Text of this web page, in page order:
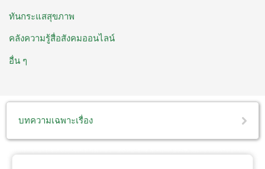
ทันกระแสสุขภาพ
คลังความรู้สื่อสังคมออนไลน์
อื่น ๆ
บทความเฉพาะเรื่อง